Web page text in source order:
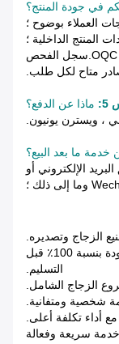
في جودة المنتج؟
العملاء بوضوح ؛
المنتج الداخلية ؛
- نظام ضمان الجودة الكامل من IQC إلى OQC.سجل الفحص
متاح لكل طلب.
ماذا عن الدفع؟
خدمة ما بعد البيع؟
طريق البريد الإلكتروني أو
2. معايير مراقبة الجودة بدقة ، فحص الجودة بنسبة 100٪ قبل
التسليم.